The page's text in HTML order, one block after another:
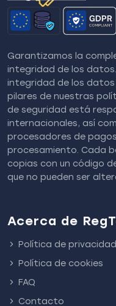
Garantizamos la
integridad de los
integridad de los datos
pilares de nuestras
de seguridad está
internacionales, así
procesadores de
procesamiento. Cada
copias con un código
que no pueden ser
Acerca de
Política de privacidad
Política de cookies
FAQ
Contacto